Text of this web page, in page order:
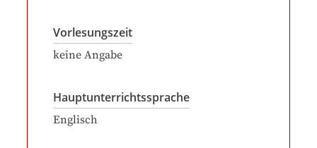
Vorlesungszeit
keine Angabe
Hauptunterrichtssprache
Englisch